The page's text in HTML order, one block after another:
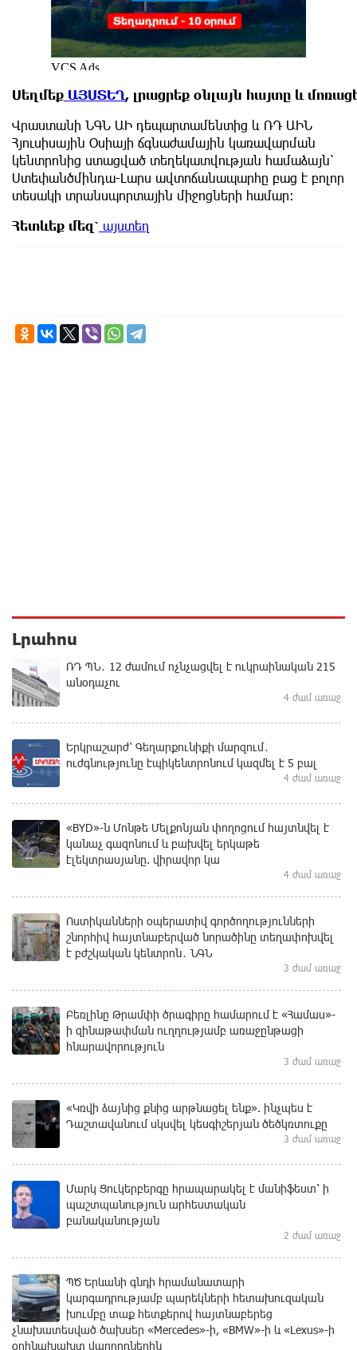
Սեղմեք ԱՅՍՏԵՂ, լրացրեք օնլայն հայտը և
Վրաստանի ՆԳՆ ԱԻ դեպարտամենտից և ՌԴ ԱԻՆ
Հյուսիսային Օսիայի ճգնաժամային կառավարման
կենտրոնից ստացված տեղեկատվության համաձայն՝
Ստեփանծմինդա-Լարս ավտոճանապարհը բաց է բոլոր
տեսակի տրանսպորտային միջոցների համար։
Հետևեք մեզ՝ այստեղ
Լրահոս
ՌԴ ՊՆ․ 12 ժամում ոչնչացվել է ուկրաինական 215
անօդաչու
4 ժամ առաջ
Երկրաշարժ՝ Գեղարքունիքի մարզում․
ուժգնությունը էպիկենտրոնում կազմել է 5 բալ
4 ժամ առաջ
«BYD»-ն Մոնթե Մելքոնյան փողոցում հայտնվել է
կանաչ գազոնում և բախվել երկաթե
էլեկտրասյանը. վիրավոր կա
4 ժամ առաջ
Ոստիկանների օպերատիվ գործողությունների
շնորհիվ հայտնաբերված նորածինը տեղափոխվել
է բժշկական կենտրոն․ ՆԳՆ
3 ժամ առաջ
Բեռլինը Թրամփի ծրագիրը համարում է «Համաս»-
ի զինաթափման ուղղությամբ առաջընթացի
հնարավորություն
3 ժամ առաջ
«Կռվի ձայնից քնից արթնացել ենք». ինչպես է
Դաշտավանում սկսվել կեսգիշերյան ծեծկռտուքը
3 ժամ առաջ
Մարկ Ցուկերբերգը հրապարակել է մանիֆեստ՝ ի
պաշտպանություն արհեստական
բանականության
2 ժամ առաջ
ՊԾ Երևանի գնդի հրամանատարի
կարգադրությամբ պարեկների հետախուզական
խումբը տաք հետքերով հայտնաբերեց
չնախատեսված ծախսեր «Mercedes»-ի, «BMW»-ի և «Lexus»-ի
օրինախախտ վարորդներին